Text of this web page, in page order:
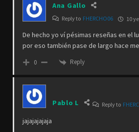
Ana Gallo
Reply to FHERCHO06 10
De hecho yo ví pésimas reseñas en el
por eso también pase de largo hace
0 Reply
Pablo L Reply to
jajajajajaja